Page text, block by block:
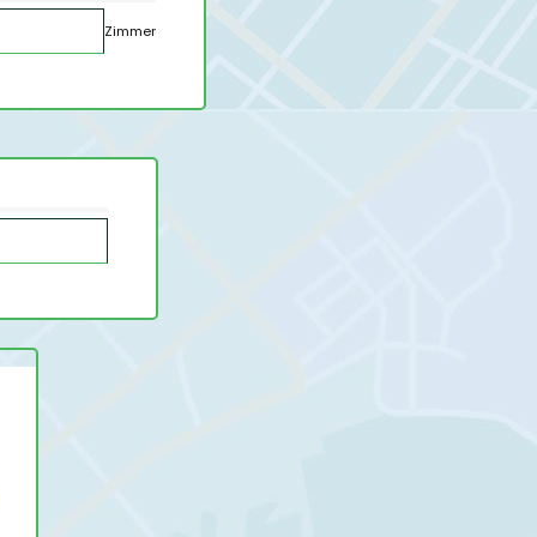
Zimmer